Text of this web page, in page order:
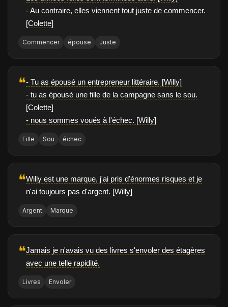
- Au contraire, elles viennent tout juste de commencer.
[Colette]
Commencer épouse Juste
❝- Tu as épousé un entrepreneur littéraire. [Willy]
- tu as épousé une fille de la campagne sans le sou.
[Colette]
- nous sommes voués à l'échec. [Willy]
Fille Sou échec
❝Willy est une marque, j'ai pris d'énormes risques et je
n'ai toujours pas d'argent. [Willy]
Argent Marque
❝Jamais je n'avais vu des livres s'envoler des étagères
avec une telle rapidité.
Livres Envoler